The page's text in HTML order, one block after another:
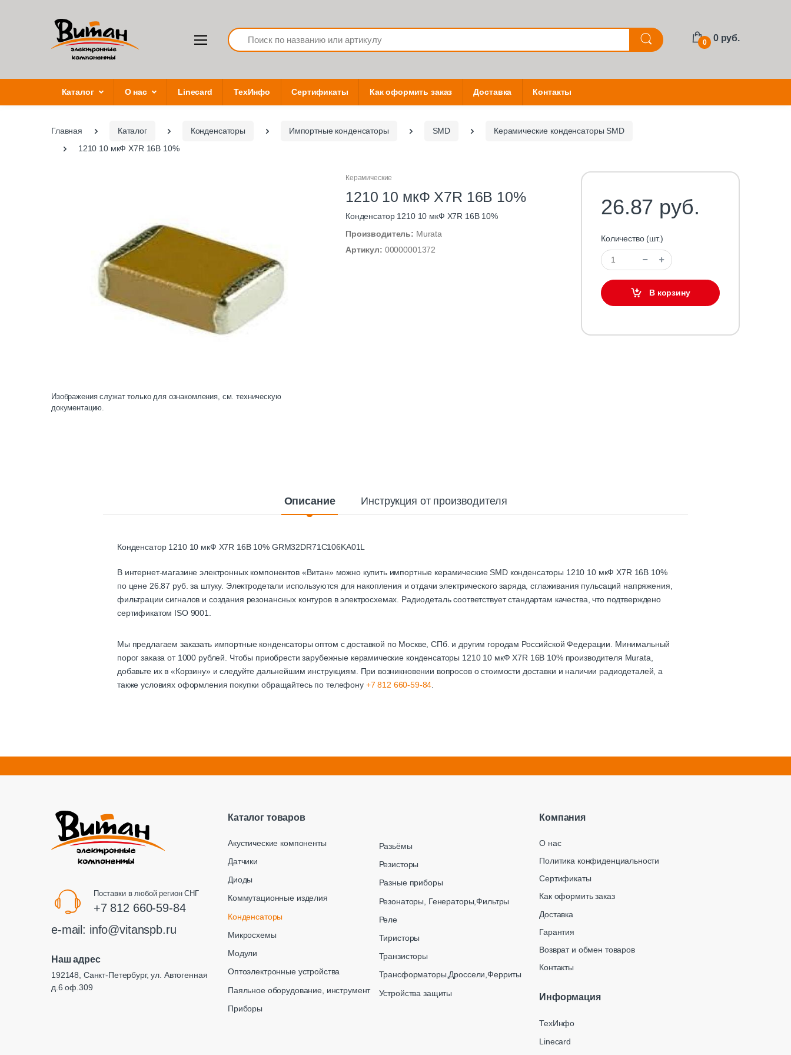
Search
0 0 руб.
Каталог О нас Linecard ТехИнфо Сертификаты Как оформить заказ Доставка Контакты
Главная Каталог Конденсаторы Импортные конденсаторы SMD
Керамические конденсаторы SMD
1210 10 мкФ X7R 16В 10%
Изображения служат только для ознакомления, см. техническую
документацию.
Керамические
1210 10 мкФ X7R 16В 10%
Конденсатор 1210 10 мкФ X7R 16В 10%
Производитель: Murata
Артикул: 00000001372
26.87 руб.
Количество (шт.)
В корзину
Описание Инструкция от производителя
Конденсатор 1210 10 мкФ X7R 16В 10% GRM32DR71C106KA01L
В интернет-магазине электронных компонентов «Витан» можно купить импортные керамические SMD конденсаторы 1210 10 мкФ X7R 16В 10%
по цене 26.87 руб. за штуку. Электродетали используются для накопления и отдачи электрического заряда, сглаживания пульсаций напряжения,
фильтрации сигналов и создания резонансных контуров в электросхемах. Радиодеталь соответствует стандартам качества, что подтверждено
сертификатом ISO 9001.
Мы предлагаем заказать импортные конденсаторы оптом с доставкой по Москве, СПб. и другим городам Российской Федерации. Минимальный
порог заказа от 1000 рублей. Чтобы приобрести зарубежные керамические конденсаторы 1210 10 мкФ X7R 16В 10% производителя Murata,
добавьте их в «Корзину» и следуйте дальнейшим инструкциям. При возникновении вопросов о стоимости доставки и наличии радиодеталей, а
также условиях оформления покупки обращайтесь по телефону +7 812 660-59-84
Поставки в любой регион СНГ
+7 812 660-59-84
e-mail: info@vitanspb.ru
Наш адрес
192148, Санкт-Петербург, ул. Автогенная
д.6 оф.309
Каталог товаров
Акустические компоненты
Датчики
Диоды
Коммутационные изделия
Конденсаторы
Микросхемы
Модули
Оптоэлектронные устройства
Паяльное оборудование, инструмент
Приборы
Разьёмы
Резисторы
Разные приборы
Резонаторы, Генераторы,Фильтры
Реле
Тиристоры
Транзисторы
Трансформаторы,Дроссели,Ферриты
Устройства защиты
Компания
О нас
Политика конфиденциальности
Сертификаты
Как оформить заказ
Доставка
Гарантия
Возврат и обмен товаров
Контакты
Информация
ТехИнфо
Linecard